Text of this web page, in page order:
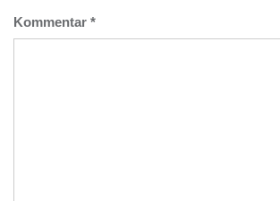
Kommentar *